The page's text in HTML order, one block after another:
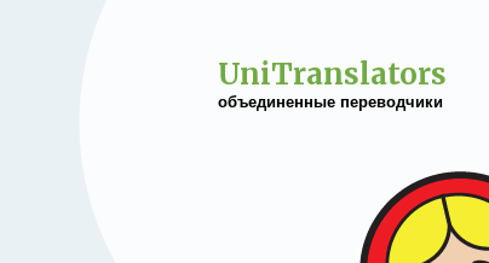
UniTranslators
объединенные переводчики